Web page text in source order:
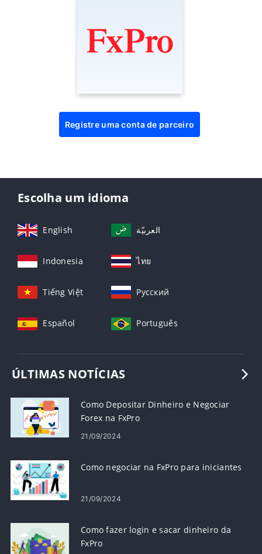
Registre uma conta de parceiro
Escolha um idioma
English العربيّة
Indonesia ไทย
Tiếng Việt Русский
Español Português
ÚLTIMAS NOTÍCIAS
Como Depositar Dinheiro e Negociar
Forex na FxPro
21/09/2024
Como negociar na FxPro para iniciantes
21/09/2024
Como fazer login e sacar dinheiro da
FxPro